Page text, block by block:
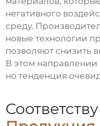
негативного
среду.
новые технологии
позволяют снизить
В этом направлении
но тенденция